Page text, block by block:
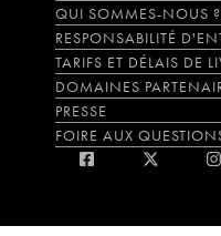
QUI SOMMES-NOUS ?
RESPONSABILITÉ
TARIFS ET DÉLAIS DE
DOMAINES
PRESSE
FOIRE AUX